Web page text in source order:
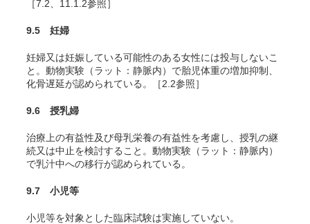
［7.2、11.1.2参照］
9.5 妊婦
妊婦又は妊娠している可能性のある女性には投与しないこ
と。動物実験（ラット：静脈内）で胎児体重の増加抑制、
化骨遅延が認められている。［2.2参照］
9.6 授乳婦
治療上の有益性及び母乳栄養の有益性を考慮し、授乳の継
続又は中止を検討すること。動物実験（ラット：静脈内）
で乳汁中への移行が認められている。
9.7 小児等
小児等を対象とした臨床試験は実施していない。